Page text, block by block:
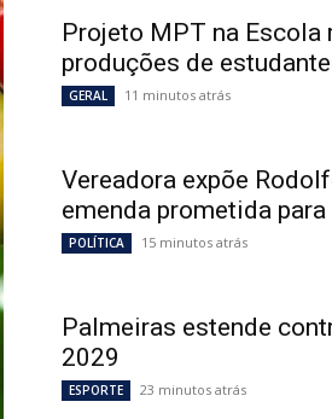
Projeto MPT na Escola
produções de
GERAL 11 minutos atrás
Vereadora expõe
emenda prometida
POLÍTICA 15 minutos atrás
Palmeiras estende
2029
ESPORTE 23 minutos atrás